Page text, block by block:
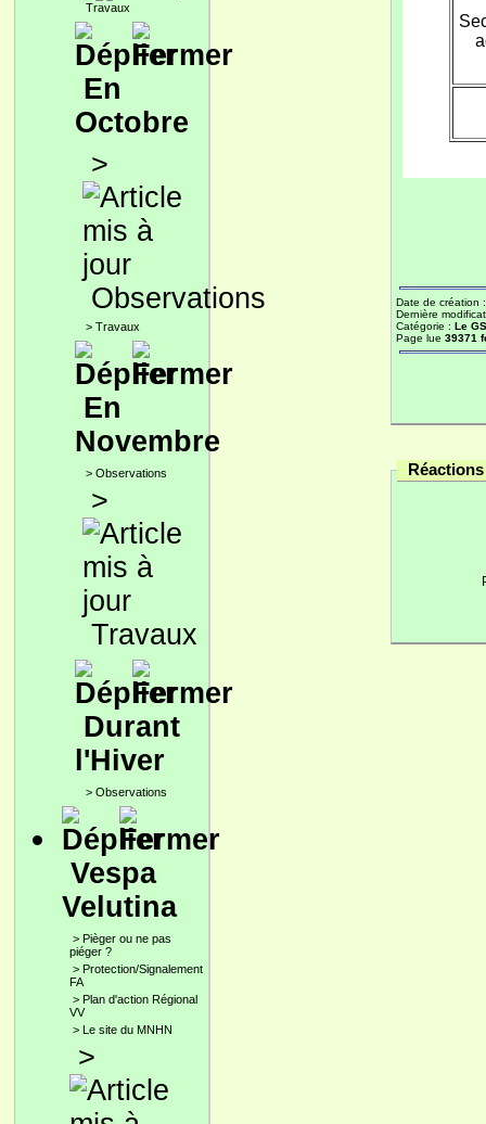
Travaux
En
Octobre
>
Observations
> Travaux
En
Novembre
> Observations
>
Travaux
Durant
l'Hiver
> Observations
Vespa
Velutina
> Pièger ou ne pas
piéger ?
> Protection/Signalement
FA
> Plan d'action Régional
VV
> Le site du MNHN
>
Date de création
Dernière
Catégorie : Le
Page lue 39371